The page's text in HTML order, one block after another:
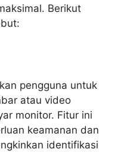
Berikut
pengguna untuk
atau video
monitor. Fitur ini
keamanan dan
identifikasi